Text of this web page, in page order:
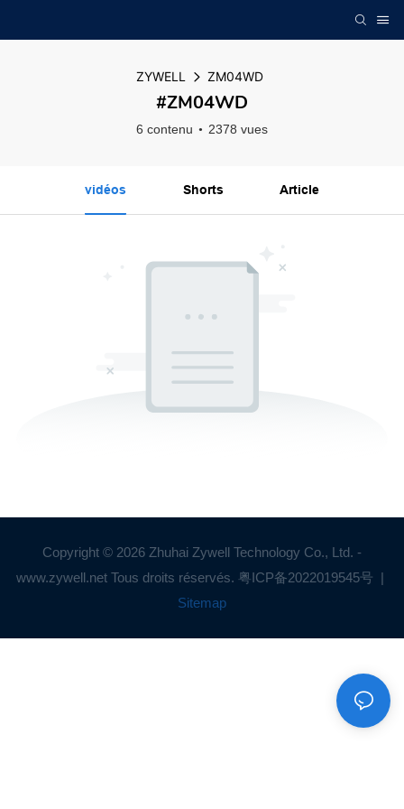
ZYWELL ZM04WD
#ZM04WD
6 contenu 2378 vues
vidéos Shorts Article
Copyright © 2026 Zhuhai Zywell Technology Co., Ltd. -
www.zywell.net Tous droits réservés. 粤ICP备2022019545号 |
Sitemap